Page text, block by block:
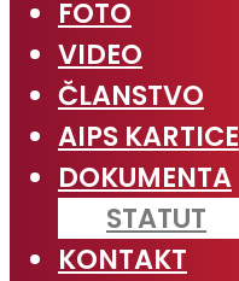
FOTO
VIDEO
ČLANSTVO
AIPS KARTICE
DOKUMENTA
STATUT
KONTAKT